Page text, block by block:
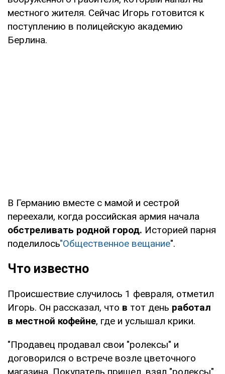
местного жителя. Сейчас Игорь готовится к
поступлению в полицейскую академию
Берлина.
В Германию вместе с мамой и сестрой
переехали, когда российская армия начала
обстреливать родной город. Историей парня
поделилось"Общественное вещание".
Что известно
Происшествие случилось 1 февраля, отметил
Игорь. Он рассказал, что в тот день работал
в местной кофейне, где и услышал крики.
"Продавец продавал свои "ролексы" и
договорился о встрече возле цветочного
магазина. Покупатель пришел, взял "ролексы"